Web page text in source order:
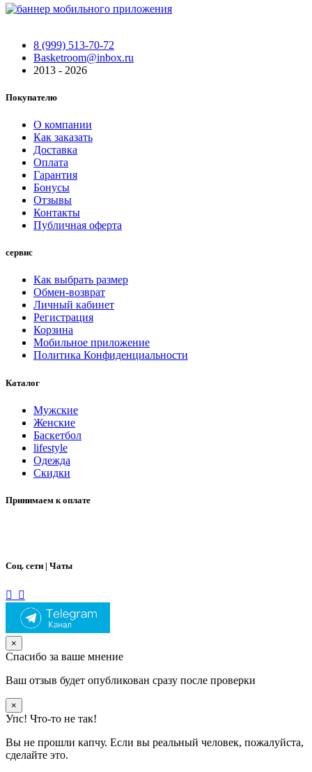
8 (999) 513-70-72
Basketroom@inbox.ru
2013 - 2026
Покупателю
О компании
Как заказать
Доставка
Оплата
Гарантия
Бонусы
Отзывы
Контакты
Публичная оферта
сервис
Как выбрать размер
Обмен-возврат
Личный кабинет
Регистрация
Корзина
Мобильное приложение
Политика Конфиденциальности
Каталог
Мужские
Женские
Баскетбол
lifestyle
Одежда
Скидки
Принимаем к оплате
Соц. сети | Чаты
×
Спасибо за ваше мнение
Ваш отзыв будет опубликован сразу после проверки
×
Упс! Что-то не так!
Вы не прошли капчу. Если вы реальный человек, пожалуйста,
сделайте это.